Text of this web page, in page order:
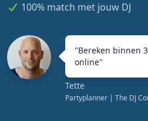
100% match met jouw DJ
"Bereken binnen
online"
Tette
Partyplanner | The DJ